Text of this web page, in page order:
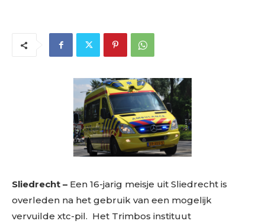
Sliedrecht – Een 16-jarig meisje uit Sliedrecht is
overleden na het gebruik van een mogelijk
vervuilde xtc-pil. Het Trimbos instituut